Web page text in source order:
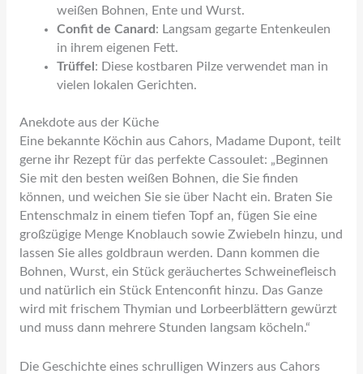
weißen Bohnen, Ente und Wurst.
Confit de Canard : Langsam gegarte Entenkeulen
in ihrem eigenen Fett.
Trüffel : Diese kostbaren Pilze verwendet man in
vielen lokalen Gerichten.
Anekdote aus der Küche
Eine bekannte Köchin aus Cahors, Madame Dupont, teilt
gerne ihr Rezept für das perfekte Cassoulet: „Beginnen
Sie mit den besten weißen Bohnen, die Sie finden
können, und weichen Sie sie über Nacht ein. Braten Sie
Entenschmalz in einem tiefen Topf an, fügen Sie eine
großzügige Menge Knoblauch sowie Zwiebeln hinzu, und
lassen Sie alles goldbraun werden. Dann kommen die
Bohnen, Wurst, ein Stück geräuchertes Schweinefleisch
und natürlich ein Stück Entenconfit hinzu. Das Ganze
wird mit frischem Thymian und Lorbeerblättern gewürzt
und muss dann mehrere Stunden langsam köcheln.“
Die Geschichte eines schrulligen Winzers aus Cahors